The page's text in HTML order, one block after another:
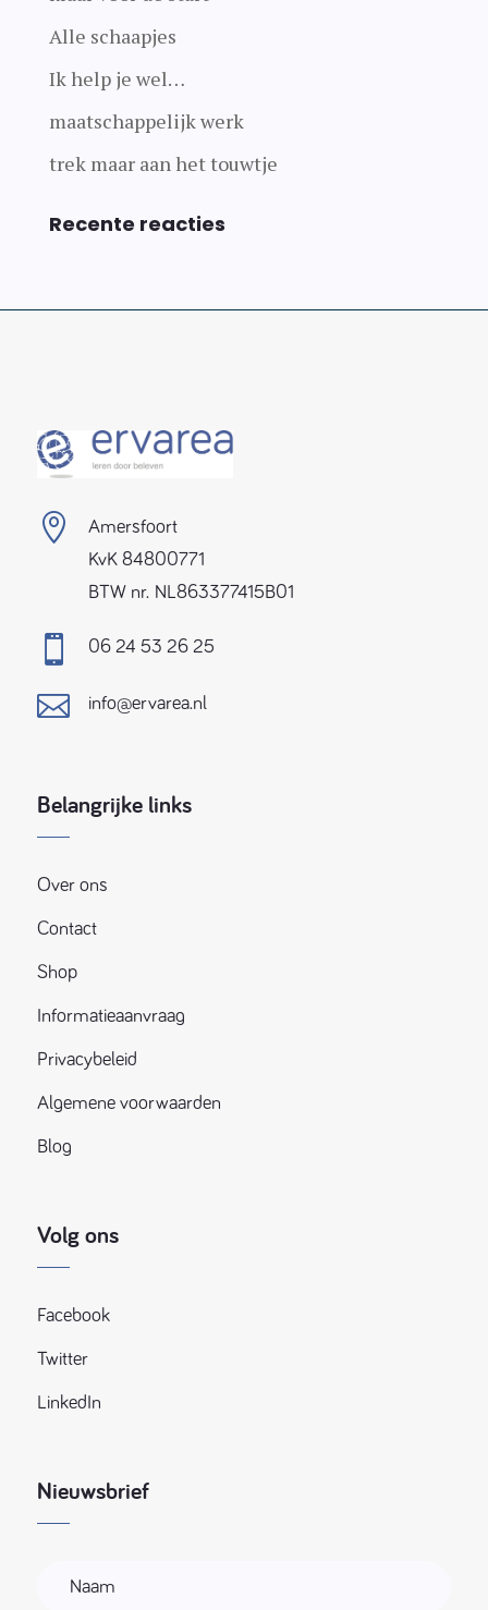
Alle schaapjes
Ik help je wel…
maatschappelijk werk
trek maar aan het touwtje
Recente reacties

Amersfoort
KvK 84800771
BTW nr. NL863377415B01
 06 24 53 26 25
 info@ervarea.nl
Belangrijke links
Over ons
Contact
Shop
Informatieaanvraag
Privacybeleid
Algemene voorwaarden
Blog
Volg ons
Facebook
Twitter
LinkedIn
Nieuwsbrief